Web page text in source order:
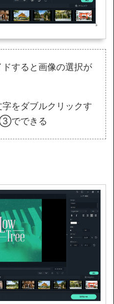
すると画像の選択が
をダブルクリックす
③でできる